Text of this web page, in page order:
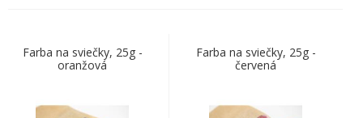
Farba na sviečky, 25g -
oranžová
Farba na sviečky, 25g -
červená